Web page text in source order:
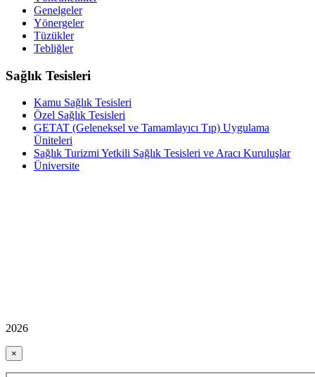
Genelgeler
Yönergeler
Tüzükler
Tebliğler
Sağlık Tesisleri
Kamu Sağlık Tesisleri
Özel Sağlık Tesisleri
GETAT (Geleneksel ve Tamamlayıcı Tıp) Uygulama
Üniteleri
Sağlık Turizmi Yetkili Sağlık Tesisleri ve Aracı Kuruluşlar
Üniversite
2026
×